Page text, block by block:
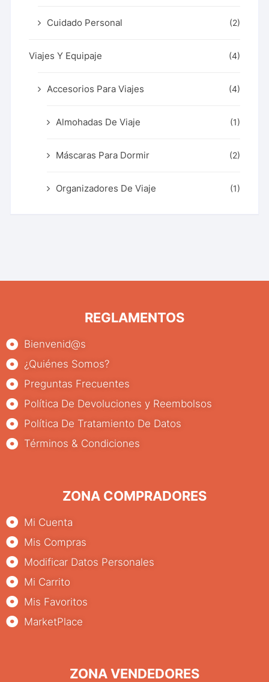
Cuidado Personal (2)
Viajes Y Equipaje (4)
Accesorios Para Viajes (4)
Almohadas De Viaje (1)
Máscaras Para Dormir (2)
Organizadores De Viaje (1)
REGLAMENTOS
Bienvenid@s
¿Quiénes Somos?
Preguntas Frecuentes
Política De Devoluciones y Reembolsos
Política De Tratamiento De Datos
Términos & Condiciones
ZONA COMPRADORES
Mi Cuenta
Mis Compras
Modificar Datos Personales
Mi Carrito
Mis Favoritos
MarketPlace
ZONA VENDEDORES